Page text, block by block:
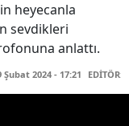
heyecanla
sevdikleri
anlattı.
Şubat 2024 - 17:21